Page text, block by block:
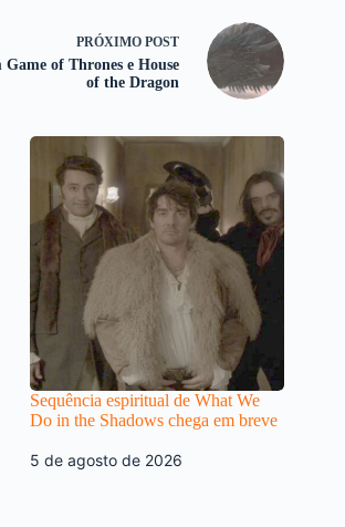
PRÓXIMO POST
Game of Thrones e House
of the Dragon
Sequência espiritual de What We
Do in the Shadows chega em breve
5 de agosto de 2026